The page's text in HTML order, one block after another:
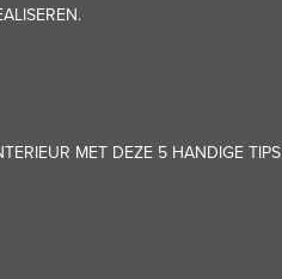
MET DEZE 5 HANDIGE TIPS